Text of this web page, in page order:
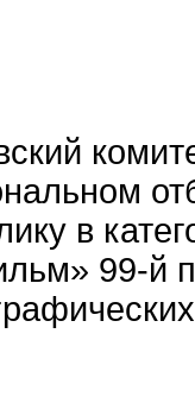
в
99-й